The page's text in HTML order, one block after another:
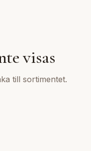
visas
till sortimentet.